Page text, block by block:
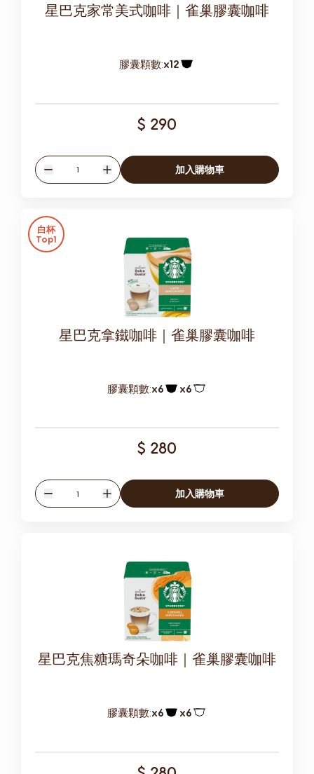
星巴克家常美式咖啡｜雀巢膠囊咖啡
膠囊顆數:x12
$ 290
數量
增加
加入購物車
白杯
Top1
星巴克拿鐵咖啡｜雀巢膠囊咖啡
膠囊顆數:x6 x6
$ 280
數量
增加
加入購物車
星巴克焦糖瑪奇朵咖啡｜雀巢膠囊咖啡
膠囊顆數:x6 x6